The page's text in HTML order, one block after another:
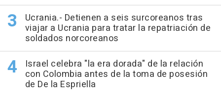
Ucrania.- Detienen a seis surcoreanos tras
viajar a Ucrania para tratar la repatriación de
soldados norcoreanos
Israel celebra "la era dorada" de la relación
con Colombia antes de la toma de posesión
de De la Espriella